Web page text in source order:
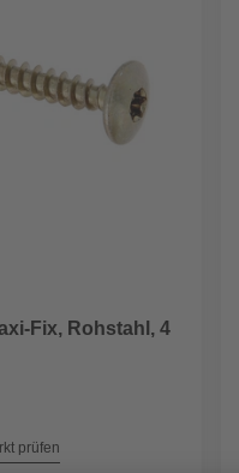
Fix, Rohstahl, 4
prüfen